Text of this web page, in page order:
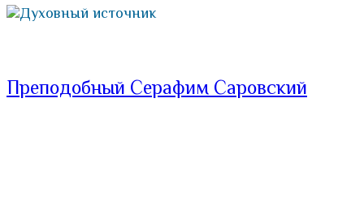
Духовный источник
Преподобный Серафим Саровский